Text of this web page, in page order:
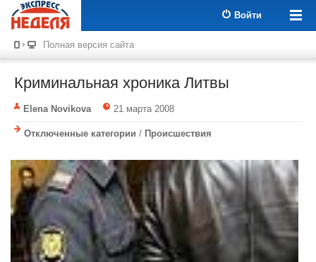
Войти
Полная версия сайта
Криминальная хроника Литвы
Elena Novikova 21 марта 2008
Отключенные категории / Происшествия